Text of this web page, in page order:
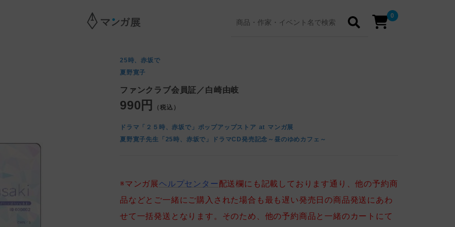
0
25時、赤坂で
夏野寛子
ファンクラブ会員証／白崎由岐
990円 （税込）
ドラマ「２５時、赤坂で」ポップアップストア at マンガ展
夏野寛子先生「25時、赤坂で」ドラマCD発売記念～昼のゆめカフェ～
※マンガ展ヘルプセンター配送欄にも記載しております通り、他の予約商
品などとご一緒にご購入された場合も最も遅い発売日の商品発送にあわ
せて一括発送となります。そのため、他の予約商品と一緒のカートにて